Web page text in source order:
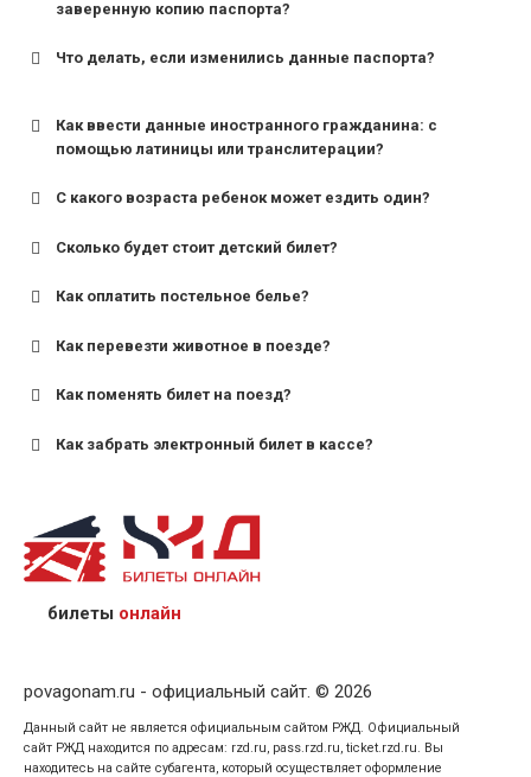
заверенную копию паспорта?
Что делать, если изменились данные паспорта?
Как ввести данные иностранного гражданина: с
помощью латиницы или транслитерации?
С какого возраста ребенок может ездить один?
для поездов дальнего следования — от 10 лет и
для пригородных поездов — от 7 лет.
Сколько будет стоит детский билет?
Как оплатить постельное белье?
Как перевезти животное в поезде?
Как поменять билет на поезд?
Как забрать электронный билет в кассе?
назвав кассиру 14-значный номер заказа;
предъявив удостоверение личности пассажира, на
кого оформлен билет.
билеты онлайн
povagonam.ru - официальный сайт. © 2026
Данный сайт не является официальным сайтом РЖД. Официальный
сайт РЖД находится по адресам: rzd.ru, pass.rzd.ru, ticket.rzd.ru. Вы
находитесь на сайте субагента, который осуществляет оформление